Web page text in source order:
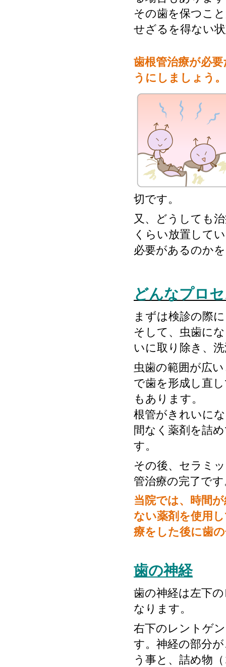
その歯を保つこ
せざるを得ない
歯根管治療が必
うにしましょう。
切です。
又、どうしても
くらい放置して
必要があるのか
どんなプロ
まずは検診の際
そして、虫歯に
いに取り除き、
虫歯の範囲が広
で歯を形成し直
もあります。
根管がきれいに
間なく薬剤を詰
す。
その後、セラミ
管治療の完了で
当院では、時間
ない薬剤を使用
療をした後に歯
歯の神経
歯の神経は左下
なります。
右下のレントゲ
す。神経の部分
う事と、詰め物